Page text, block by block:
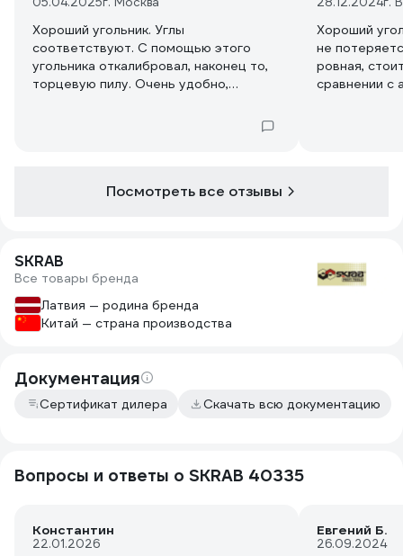
Хороший угольник. Углы
соответствуют. С помощью этого
угольника откалибровал, наконец то,
торцевую пилу. Очень удобно,
торцевать длинные толстые доски.
угольник, и молотки на него падали -
Хороший
не
ровная,
сравнении с
Посмотреть все отзывы
SKRAB
Все товары бренда
Латвия — родина бренда
Китай — страна производства
Документация
Сертификат дилера Скачать всю документацию
Вопросы и ответы о SKRAB 40335
Константин
22.01.2026
Евгений Б.
26.09.2024